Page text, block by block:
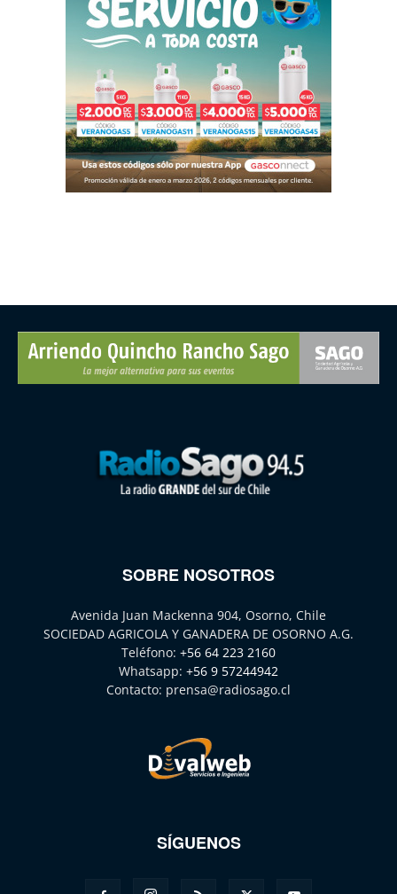
SOBRE NOSOTROS
Avenida Juan Mackenna 904, Osorno, Chile
SOCIEDAD AGRICOLA Y GANADERA DE OSORNO A.G.
Teléfono: +56 64 223 2160
Whatsapp: +56 9 57244942
Contacto: prensa@radiosago.cl
SÍGUENOS